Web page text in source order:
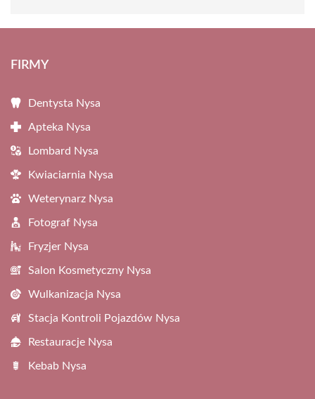
FIRMY
Dentysta Nysa
Apteka Nysa
Lombard Nysa
Kwiaciarnia Nysa
Weterynarz Nysa
Fotograf Nysa
Fryzjer Nysa
Salon Kosmetyczny Nysa
Wulkanizacja Nysa
Stacja Kontroli Pojazdów Nysa
Restauracje Nysa
Kebab Nysa